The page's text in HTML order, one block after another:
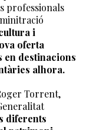
professionals
i
oferta
destinacions
alhora.
Torrent,
diferents